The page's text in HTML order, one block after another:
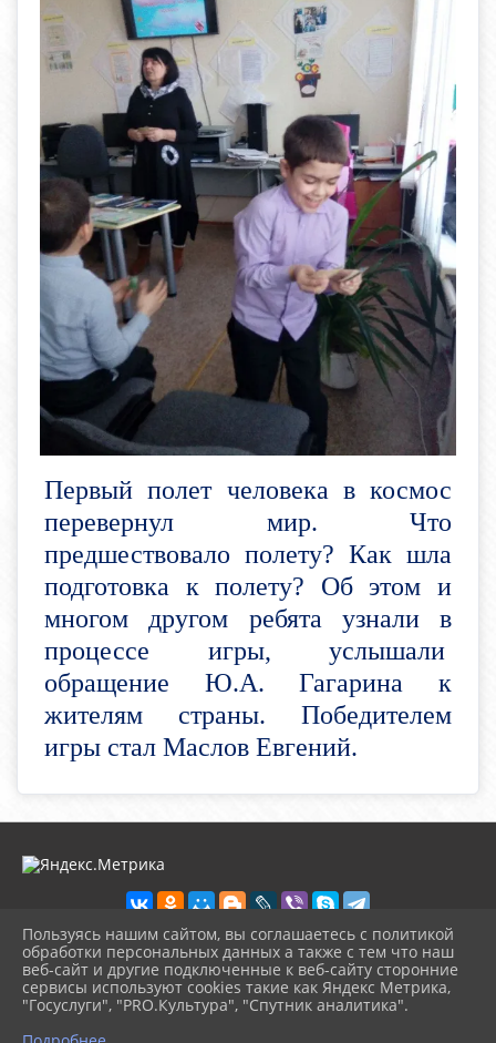
Первый полет человека в космос
перевернул мир. Что
предшествовало полету? Как шла
подготовка к полету? Об этом и
многом другом ребята узнали в
процессе игры, услышали
обращение Ю.А. Гагарина к
жителям страны. Победителем
игры стал Маслов Евгений.
2026 г. selezbibl.ru
Вход
Карта сайта
Политика обработки персональных данных
Пользуясь нашим сайтом, вы соглашаетесь с политикой
обработки персональных данных а также с тем что наш
веб-сайт и другие подключенные к веб-сайту сторонние
сервисы используют cookies такие как Яндекс Метрика,
"Госуслуги", "PRO.Культура", "Спутник аналитика".